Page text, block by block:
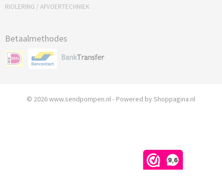
9,6
RIOLERING / AFVOERTECHNIEK
Betaalmethodes
© 2026 www.sendpompen.nl - Powered by Shoppagina.nl